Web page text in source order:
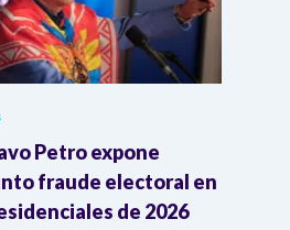
Petro expone
fraude electoral en
de 2026